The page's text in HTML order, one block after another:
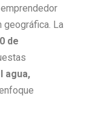
geográfica. La
de
agua,